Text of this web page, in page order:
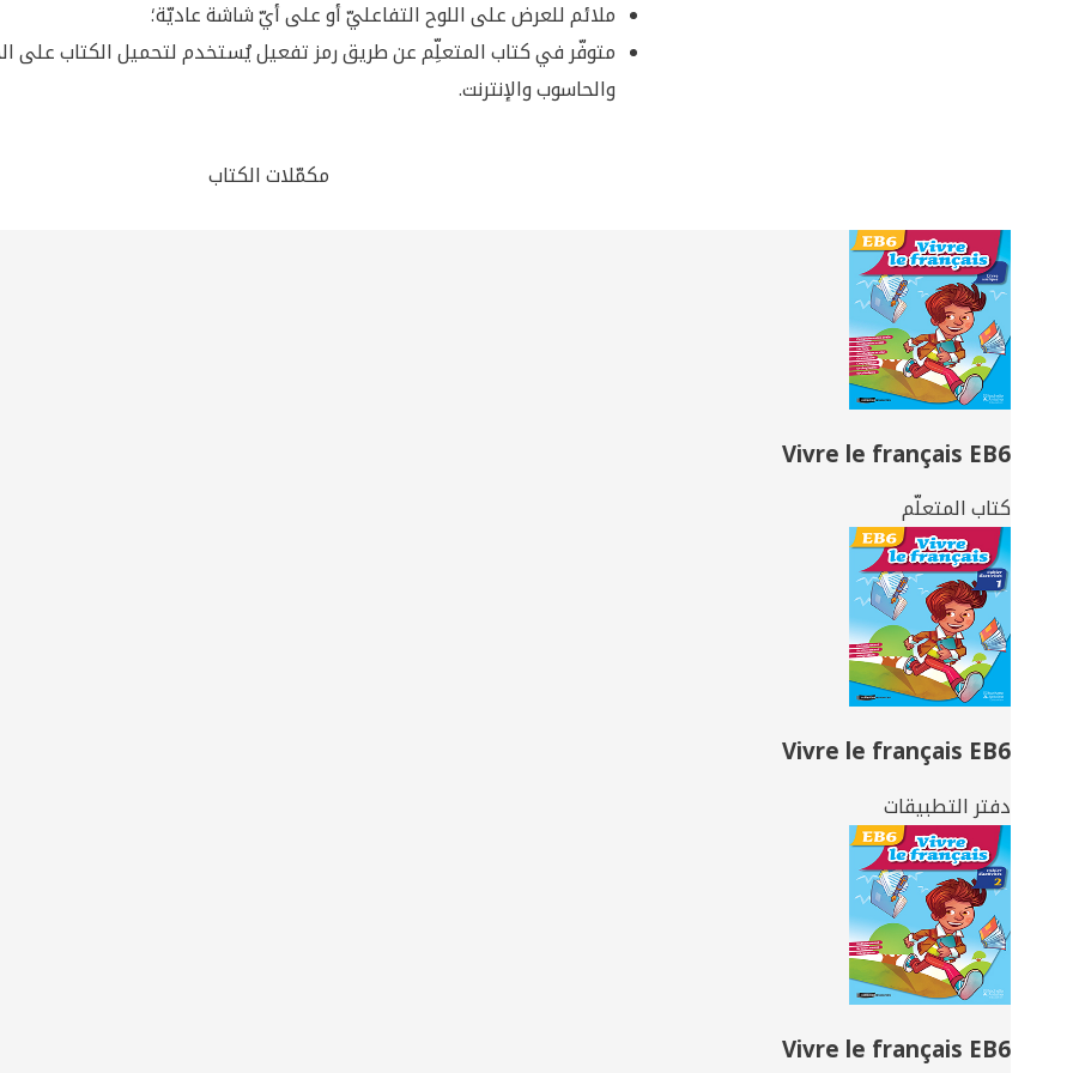
ملائم للعرض على اللوح التفاعليّ أو على أيّ شاشة عاديّة؛
متوفّر في كتاب المتعلِّم عن طريق رمز تفعيل يُستخدم لتحميل الكتاب على
والحاسوب والإنترنت.
مكمّلات الكتاب
Related
Books
Vivre le français EB6
كتاب المتعلّم
Vivre le français EB6
دفتر التطبيقات
Vivre le français EB6